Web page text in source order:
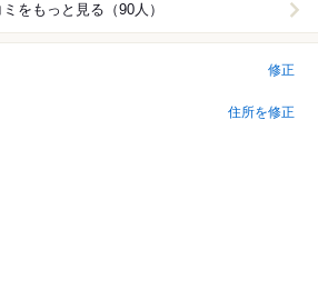
ミをもっと見る（90人）
修正
住所を修正